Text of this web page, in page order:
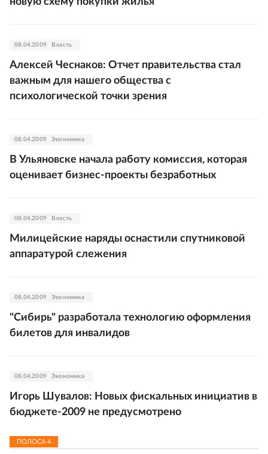
08.04.2009 Власть
Алексей Чеснаков: Отчет правительства стал
важным для нашего общества с
психологической точки зрения
08.04.2009 Экономика
В Ульяновске начала работу комиссия, которая
оценивает бизнес-проекты безработных
08.04.2009 Власть
Милицейские наряды оснастили спутниковой
аппаратурой слежения
08.04.2009 Экономика
"Сибирь" разработала технологию оформления
билетов для инвалидов
08.04.2009 Экономика
Игорь Шувалов: Новых фискальных инициатив в
бюджете-2009 не предусмотрено
ПОЛОСА 4